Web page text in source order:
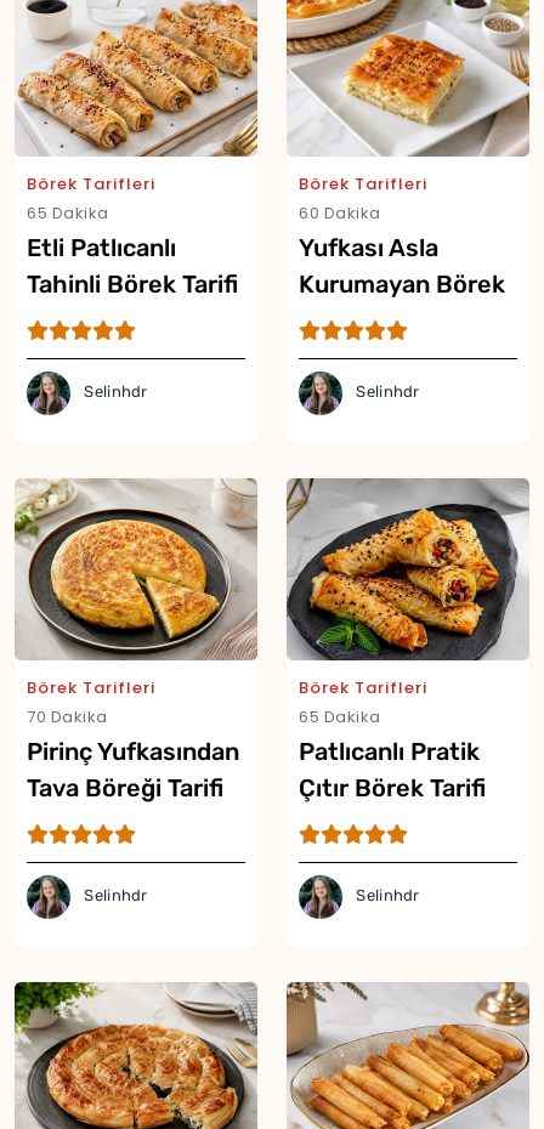
Börek Tarifleri
65 Dakika
Etli Patlıcanlı
Tahinli Börek Tarifi
Selinhdr
Börek Tarifleri
60 Dakika
Yufkası Asla
Kurumayan Börek
Tarifi
Selinhdr
Börek Tarifleri
70 Dakika
Pirinç Yufkasından
Tava Böreği Tarifi
Selinhdr
Börek Tarifleri
65 Dakika
Patlıcanlı Pratik
Çıtır Börek Tarifi
Selinhdr